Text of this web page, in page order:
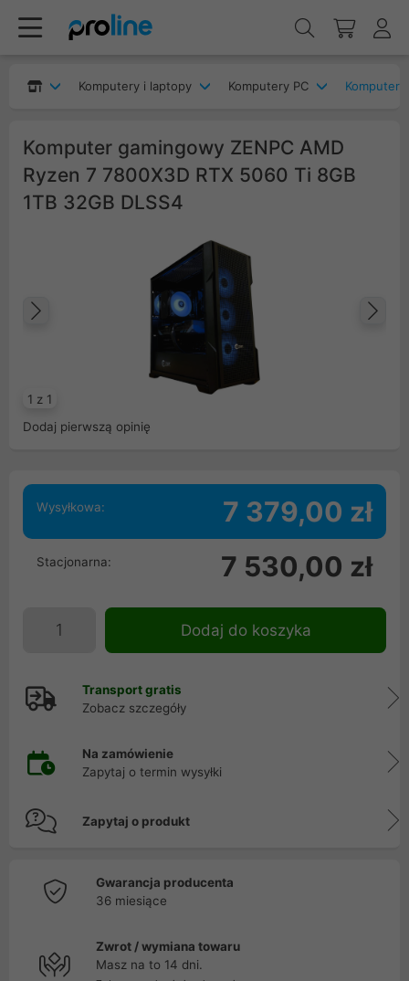
Komputery i laptopy Komputery PC
Komputer gamingowy ZENPC AMD
Ryzen 7 7800X3D RTX 5060 Ti 8GB
1TB 32GB DLSS4
1 z 1
Poprzedni
Dodaj pierwszą opinię
Wysyłkowa: 7 379,00 zł
Stacjonarna: 7 530,00 zł
Dodaj do koszyka
Transport gratis
Zobacz szczegóły
Na zamówienie
Zapytaj o termin wysyłki
Zapytaj o produkt
Gwarancja producenta
36 miesiące
Zwrot / wymiana towaru
Masz na to 14 dni.